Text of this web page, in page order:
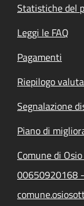
Statistiche del
Leggi le FAQ
Pagamenti
Riepilogo
Segnalazione
Piano di
Comune di
00650920168 -